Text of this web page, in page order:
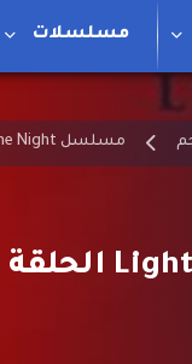
مسلسلات
مسلسل Light the Night موسم 1 مترجم